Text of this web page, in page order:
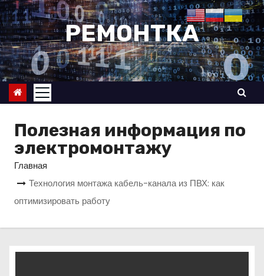
П
е
р
е
й
и
РЕМОНТКА
Полезная информация по
электромонтажу
Главная
Технология монтажа кабель-канала из ПВХ: как
оптимизировать работу